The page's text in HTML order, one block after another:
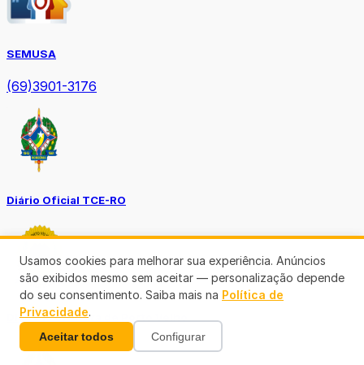
SEMUSA
(69)3901-3176
Diário Oficial TCE-RO
Diário Prefeitura de Porto Velho
Usamos cookies para melhorar sua experiência. Anúncios
são exibidos mesmo sem aceitar — personalização depende
do seu consentimento. Saiba mais na Política de
Privacidade.
Aceitar todos Configurar